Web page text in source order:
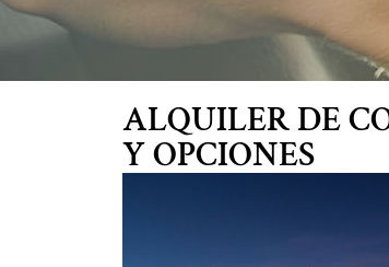
BlogALQUILER DE
Y OPCIONES